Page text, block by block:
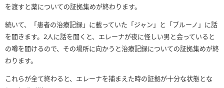
を渡すと薬についての証拠集めが終わります。
続いて、「患者の治療記録」に載っていた「ジャン」と「ブルーノ」に話
を聞きます。2人に話を聞くと、エレーナが夜に怪しい男と会っていると
の噂を聞けるので、その場所に向かうと治療記録についての証拠集めが終
わります。
これらが全て終わると、エレーナを捕まえた時の証拠が十分な状態とな